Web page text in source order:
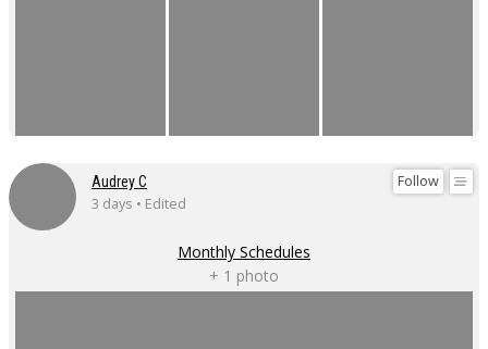
Follow
Audrey C
3 days • Edited
Monthly Schedules
+ 1 photo